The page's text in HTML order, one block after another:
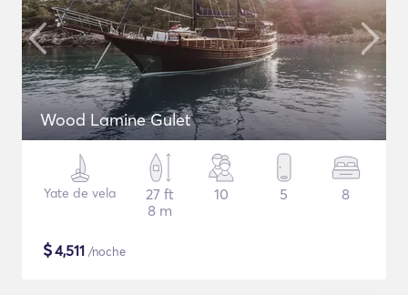
Wood Lamine Gulet
Yate de vela
27 ft
8 m
10 5 8
$4,511 /noche